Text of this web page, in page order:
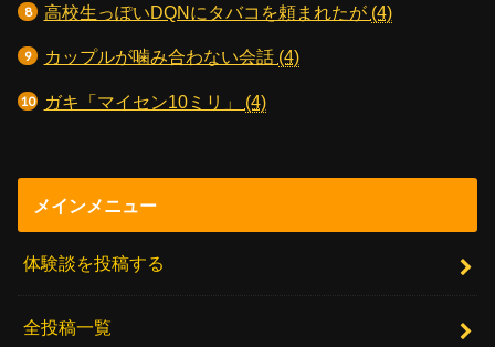
高校生っぽいDQNにタバコを頼まれたが (4)
カップルが噛み合わない会話 (4)
ガキ「マイセン10ミリ」 (4)
メインメニュー
体験談を投稿する
全投稿一覧